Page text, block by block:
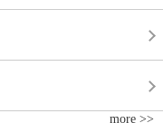
more >>